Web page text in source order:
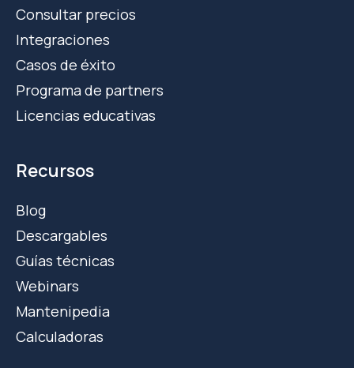
Consultar precios
Integraciones
Casos de éxito
Programa de partners
Licencias educativas
Recursos
Blog
Descargables
Guías técnicas
Webinars
Mantenipedia
Calculadoras